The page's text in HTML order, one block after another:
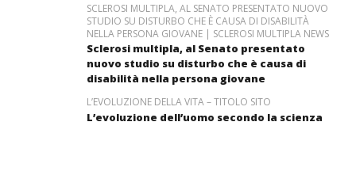
SCLEROSI MULTIPLA, AL SENATO PRESENTATO NUOVO
STUDIO SU DISTURBO CHE È CAUSA DI DISABILITÀ
NELLA PERSONA GIOVANE | SCLEROSI MULTIPLA NEWS
Sclerosi multipla, al Senato presentato
nuovo studio su disturbo che è causa di
disabilità nella persona giovane
L’EVOLUZIONE DELLA VITA – TITOLO SITO
L’evoluzione dell’uomo secondo la scienza